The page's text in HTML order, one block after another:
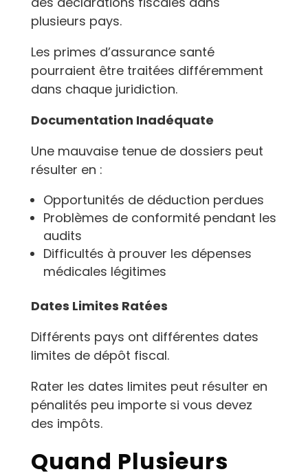
plusieurs pays.
Les primes d’assurance santé
pourraient être traitées différemment
dans chaque juridiction.
Documentation Inadéquate
Une mauvaise tenue de dossiers peut
résulter en :
Opportunités de déduction perdues
Problèmes de conformité pendant les
audits
Difficultés à prouver les dépenses
médicales légitimes
Dates Limites Ratées
Différents pays ont différentes dates
limites de dépôt fiscal.
Rater les dates limites peut résulter en
pénalités peu importe si vous devez
des impôts.
Quand Plusieurs